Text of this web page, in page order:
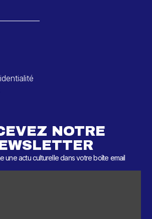
NOTRE
une actu culturelle dans votre boîte email